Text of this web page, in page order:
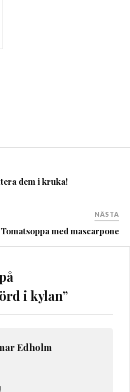
dem i kruka!
NÄSTA
Tomatsoppa med mascarpone
i kylan”
Edholm